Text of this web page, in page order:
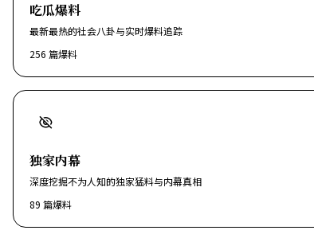
吃瓜爆料
最新最热的社会八卦与实时爆料追踪
256 篇爆料
独家内幕
深度挖掘不为人知的独家猛料与内幕真相
89 篇爆料